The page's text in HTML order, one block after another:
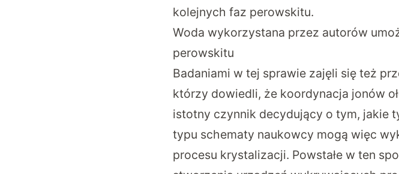
kolejnych faz perowskitu.
Woda wykorzystana przez autorów
perowskitu
Badaniami w tej sprawie zajęli się też
którzy dowiedli, że koordynacja jonów
istotny czynnik decydujący o tym, jakie
typu schematy naukowcy mogą więc
procesu krystalizacji. Powstałe w ten